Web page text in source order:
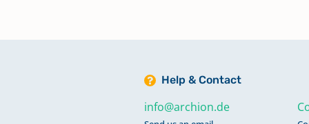
Trauungen, Beerdigungen
Help & Contact
info@archion.de